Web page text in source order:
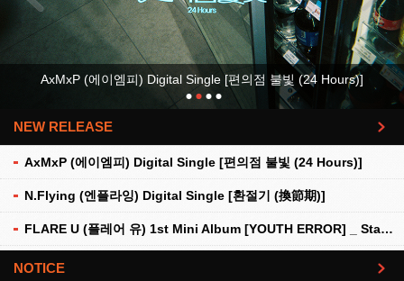
AxMxP (에이엠피) Digital Single [편의점 불빛 (24 Hours)]
NEW RELEASE
AxMxP (에이엠피) Digital Single [편의점 불빛 (24 Hours)]
N.Flying (엔플라잉) Digital Single [환절기 (換節期)]
FLARE U (플레어 유) 1st Mini Album [YOUTH ERROR] _ Stationery Kit Ver.
더보기
NOTICE 더보기